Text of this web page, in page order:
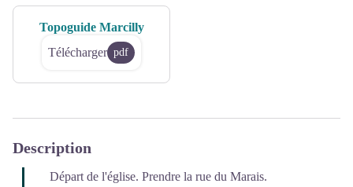
Topoguide Marcilly
Télécharger pdf
Description
Départ de l'église. Prendre la rue du Marais.